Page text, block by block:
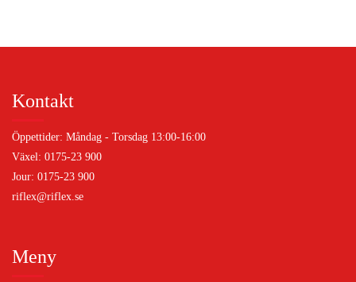
Kontakt
Öppettider: Måndag - Torsdag 13:00-16:00
Växel: 0175-23 900
Jour: 0175-23 900
riflex@riflex.se
Meny